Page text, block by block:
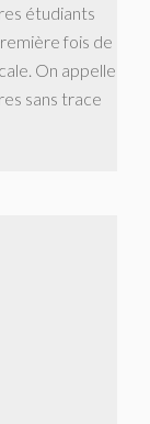
étudiants
fois de
On appelle
sans trace